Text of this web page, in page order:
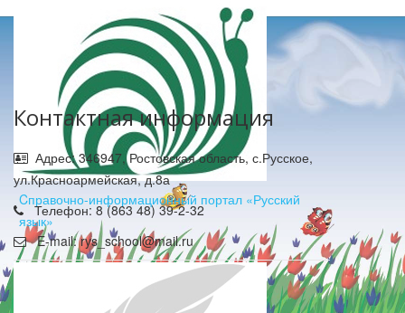
Cправочно-информационный портал «Русский
язык»
Контактная информация
Адрес: 346947, Ростовская область, с.Русское,
ул.Красноармейская, д.8а
Телефон: 8 (863 48) 39-2-32
E-mail: rys_school@mail.ru